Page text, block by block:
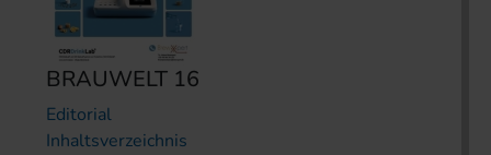
BRAUWELT 16
Editorial
Inhaltsverzeichnis